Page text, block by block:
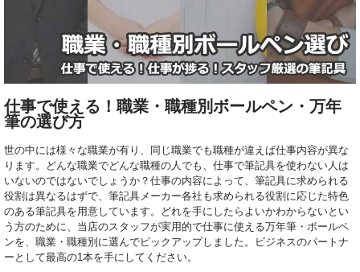
仕事で使える！職業・職種別ボールペン・万年
筆の選び方
世の中には様々な職業が有り、同じ職業でも職種が違えば仕事内容が異な
ります。どんな職業でどんな職種の人でも、仕事で筆記具を使わない人は
いないのではないでしょうか？仕事の内容によって、筆記具に求められる
役割は異なるはずで、筆記具メーカー各社も求められる役割に応じた特色
のある筆記具を用意しています。どれを手にしたらよいかわからないとい
う方のために、当店のスタッフが実用的で仕事に使える万年筆・ボールペ
ンを、職業・職種別に選んでピックアップしました。ビジネスのパートナ
ーとして最高の1本を手にしてください。